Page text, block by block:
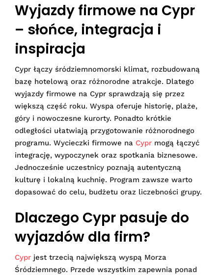
Wyjazdy firmowe na Cypr
– słońce, integracja i
inspiracja
Cypr łączy śródziemnomorski klimat, rozbudowaną
bazę hotelową oraz różnorodne atrakcje. Dlatego
wyjazdy firmowe na Cypr sprawdzają się przez
większą część roku. Wyspa oferuje historię, plaże,
góry i nowoczesne kurorty. Ponadto krótkie
odległości ułatwiają przygotowanie różnorodnego
programu. Wycieczki firmowe na Cypr mogą łączyć
integrację, wypoczynek oraz spotkania biznesowe.
Jednocześnie uczestnicy poznają autentyczną
kulturę i lokalną kuchnię. Program zawsze warto
dopasować do celu, budżetu oraz liczebności grupy.
Dlaczego Cypr pasuje do
wyjazdów dla firm?
Cypr jest trzecią największą wyspą Morza
Śródziemnego. Przede wszystkim zapewnia ponad